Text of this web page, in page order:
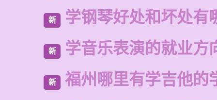
新 学钢琴好处和坏处有
新 学音乐表演的就业方
新 福州哪里有学吉他的